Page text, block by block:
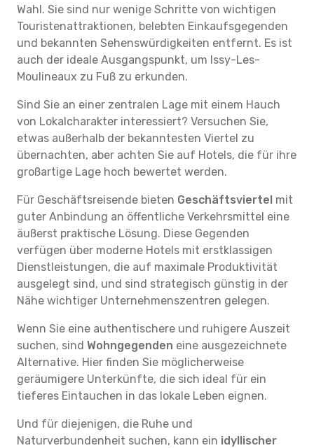
Wahl. Sie sind nur wenige Schritte von wichtigen
Touristenattraktionen, belebten Einkaufsgegenden
und bekannten Sehenswürdigkeiten entfernt. Es ist
auch der ideale Ausgangspunkt, um Issy-Les-
Moulineaux zu Fuß zu erkunden.
Sind Sie an einer zentralen Lage mit einem Hauch
von Lokalcharakter interessiert? Versuchen Sie,
etwas außerhalb der bekanntesten Viertel zu
übernachten, aber achten Sie auf Hotels, die für ihre
großartige Lage hoch bewertet werden.
Für Geschäftsreisende bieten Geschäftsviertel mit
guter Anbindung an öffentliche Verkehrsmittel eine
äußerst praktische Lösung. Diese Gegenden
verfügen über moderne Hotels mit erstklassigen
Dienstleistungen, die auf maximale Produktivität
ausgelegt sind, und sind strategisch günstig in der
Nähe wichtiger Unternehmenszentren gelegen.
Wenn Sie eine authentischere und ruhigere Auszeit
suchen, sind Wohngegenden eine ausgezeichnete
Alternative. Hier finden Sie möglicherweise
geräumigere Unterkünfte, die sich ideal für ein
tieferes Eintauchen in das lokale Leben eignen.
Und für diejenigen, die Ruhe und
Naturverbundenheit suchen, kann ein idyllischer